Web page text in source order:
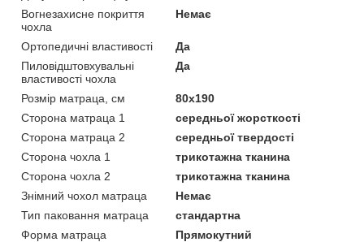
Вогнезахисне покриття
чохла
Немає
Ортопедичні властивості
Да
Пиловідштовхувальні
властивості чохла
Да
Розмір матраца, см
80х190
Сторона матраца 1
середньої жорсткості
Сторона матраца 2
середньої твердості
Сторона чохла 1
трикотажна тканина
Сторона чохла 2
трикотажна тканина
Знімний чохол матраца
Немає
Тип паковання матраца
стандартна
Форма матраца
Прямокутний